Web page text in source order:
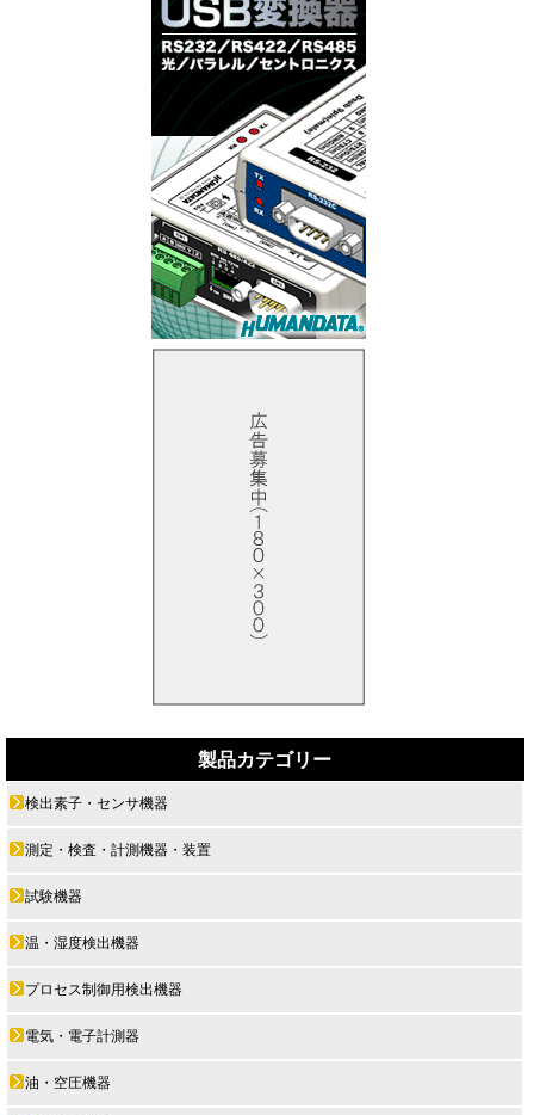
製品カテゴリー
検出素子・センサ機器
測定・検査・計測機器・装置
試験機器
温・湿度検出機器
プロセス制御用検出機器
電気・電子計測器
油・空圧機器